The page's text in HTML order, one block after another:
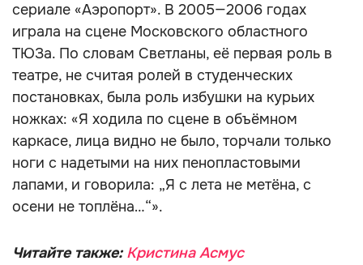
сериале «Аэропорт». В 2005—2006 годах
играла на сцене Московского областного
ТЮЗа. По словам Светланы, её первая роль в
театре, не считая ролей в студенческих
постановках, была роль избушки на курьих
ножках: «Я ходила по сцене в объёмном
каркасе, лица видно не было, торчали только
ноги с надетыми на них пенопластовыми
лапами, и говорила: „Я с лета не метёна, с
осени не топлёна…“».
Читайте также: Кристина Асмус